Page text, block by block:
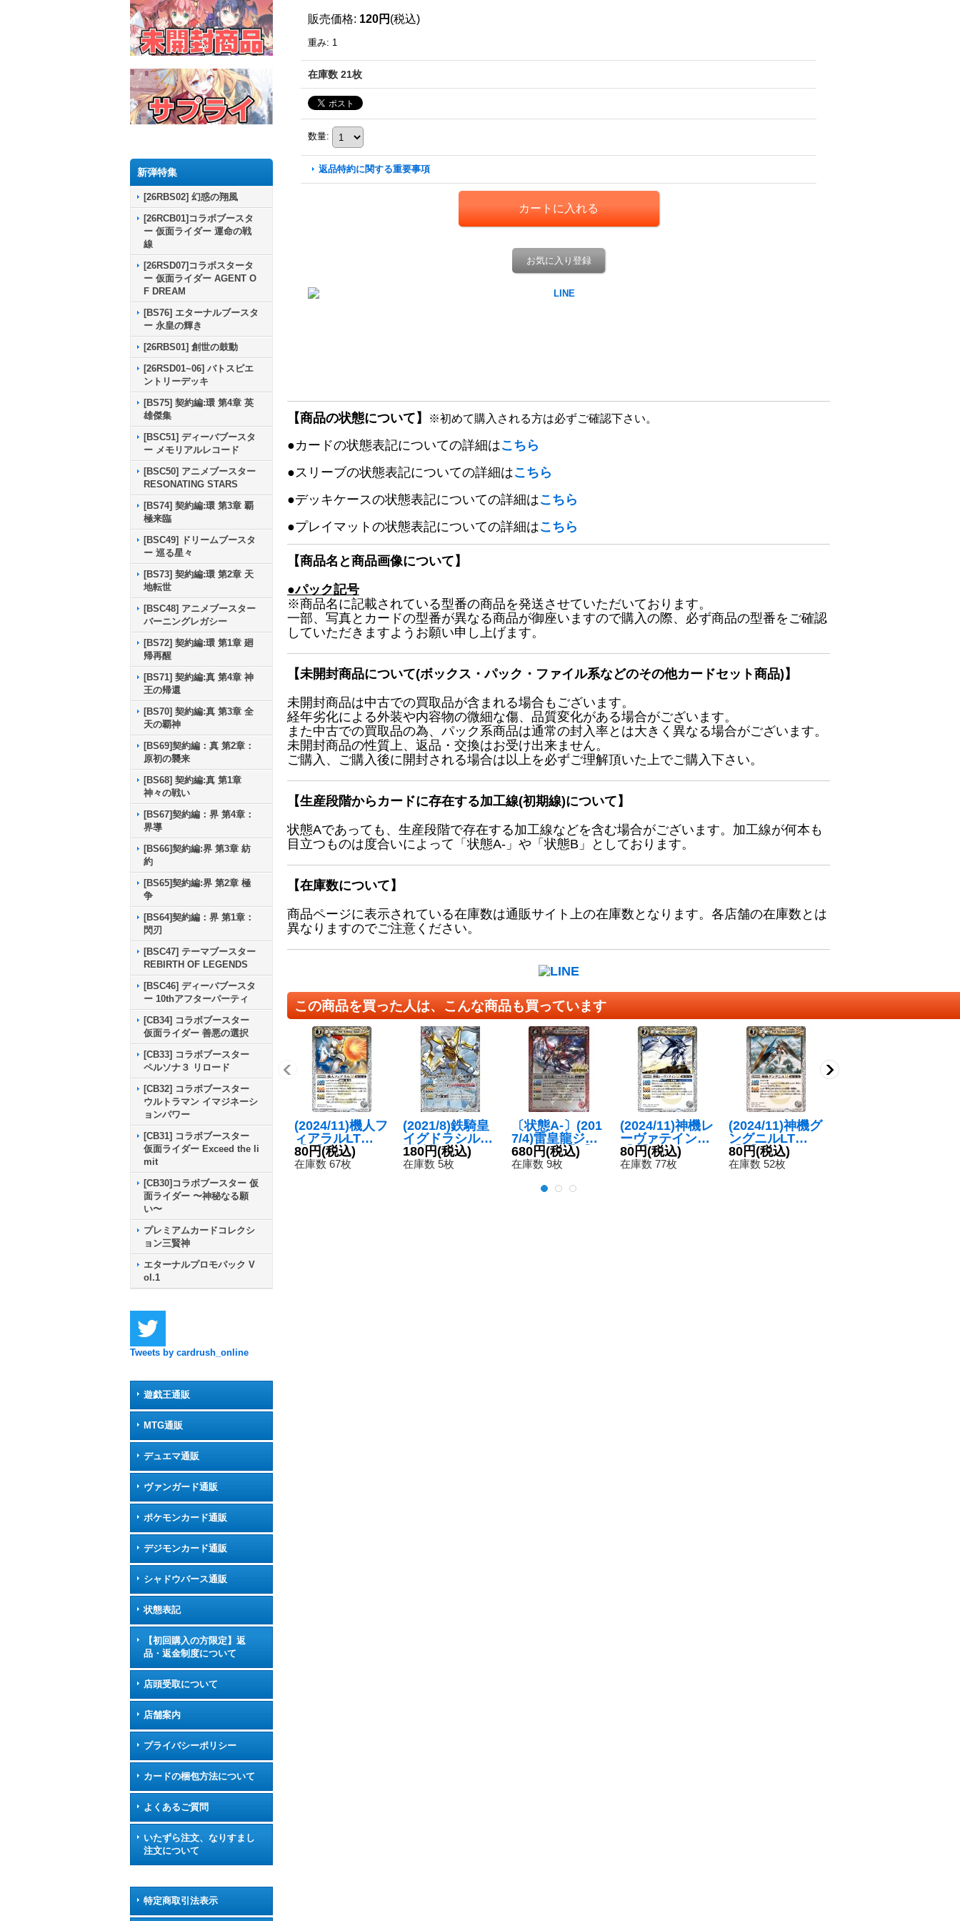
新弾特集
[26RBS02] 幻惑の翔風
[26RCB01]コラボブースタ
ー 仮面ライダー 運命の戦
線
[26RSD07]コラボスタータ
ー 仮面ライダー AGENT O
F DREAM
[BS76] エターナルブースタ
ー 永皇の輝き
[26RBS01] 創世の鼓動
[26RSD01~06] バトスピエ
ントリーデッキ
[BS75] 契約編:環 第4章 英
雄傑集
[BSC51] ディーバブースタ
ー メモリアルレコード
[BSC50] アニメブースター
RESONATING STARS
[BS74] 契約編:環 第3章 覇
極来臨
[BSC49] ドリームブースタ
ー 巡る星々
[BS73] 契約編:環 第2章 天
地転世
[BSC48] アニメブースター
バーニングレガシー
[BS72] 契約編:環 第1章 廻
帰再醒
[BS71] 契約編:真 第4章 神
王の帰還
[BS70] 契約編:真 第3章 全
天の覇神
[BS69]契約編：真 第2章：
原初の襲来
[BS68] 契約編:真 第1章
神々の戦い
[BS67]契約編：界 第4章：
界導
[BS66]契約編:界 第3章 紡
約
[BS65]契約編:界 第2章 極
争
[BS64]契約編：界 第1章：
閃刃
[BSC47] テーマブースター
REBIRTH OF LEGENDS
[BSC46] ディーバブースタ
ー 10thアフターパーティ
[CB34] コラボブースター
仮面ライダー 善悪の選択
[CB33] コラボブースター
ペルソナ３ リロード
[CB32] コラボブースター
ウルトラマン イマジネーシ
ョンパワー
[CB31] コラボブースター
仮面ライダー Exceed the li
mit
[CB30]コラボブースター 仮
面ライダー 〜神秘なる願
い〜
プレミアムカードコレクシ
ョン三賢神
エターナルプロモパック V
ol.1
Tweets by cardrush_online
遊戯王通販
MTG通販
デュエマ通販
ヴァンガード通販
ポケモンカード通販
デジモンカード通販
シャドウバース通販
状態表記
【初回購入の方限定】返
品・返金制度について
店頭受取について
店舗案内
プライバシーポリシー
カードの梱包方法について
よくあるご質問
いたずら注文、なりすまし
注文について
特定商取引法表示
販売価格: 120円 (税込)
重み: 1
在庫数 21枚
数量:
返品特約に関する重要事項
お気に入り登録
【商品の状態について】 ※初めて購入される方は必ずご確認下さい。
●カードの状態表記についての詳細はこちら
●スリーブの状態表記についての詳細はこちら
●デッキケースの状態表記についての詳細はこちら
●プレイマットの状態表記についての詳細はこちら
【商品名と商品画像について】
●パック記号
※商品名に記載されている型番の商品を発送させていただいております。
一部、写真とカードの型番が異なる商品が御座いますので購入の際、必ず商品の型番をご確認
していただきますようお願い申し上げます。
【未開封商品について(ボックス・パック・ファイル系などのその他カードセット商品)】
未開封商品は中古での買取品が含まれる場合もございます。
経年劣化による外装や内容物の微細な傷、品質変化がある場合がございます。
また中古での買取品の為、パック系商品は通常の封入率とは大きく異なる場合がございます。
未開封商品の性質上、返品・交換はお受け出来ません。
ご購入、ご購入後に開封される場合は以上を必ずご理解頂いた上でご購入下さい。
【生産段階からカードに存在する加工線(初期線)について】
状態Aであっても、生産段階で存在する加工線などを含む場合がございます。加工線が何本も
目立つものは度合いによって「状態A-」や「状態B」としております。
【在庫数について】
商品ページに表示されている在庫数は通販サイト上の在庫数となります。各店舗の在庫数とは
異なりますのでご注意ください。
この商品を買った人は、こんな商品も買っています
(2024/11)機人フ
ィアラルLT
【C】{BSC45-0
48}《白》
80円(税込)
在庫数 67枚
(2021/8)鉄騎皇
イグドラシルX/
翼神機グラン・
ウォーデンX
180円(税込)
在庫数 5枚
〔状態A-〕(201
7/4)雷皇龍ジー
クヴルム【X】
{BS41-CP04}
680円(税込)
在庫数 9枚
(2024/11)神機レ
ーヴァテインLT
【C】{BSC45-0
46}《白》
80円(税込)
在庫数 77枚
(2024/11)神機グ
ングニルLT
【C】{BSC45-0
51}《白》
80円(税込)
在庫数 52枚